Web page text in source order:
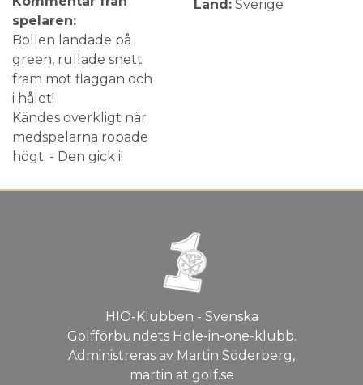
spelaren:
Bollen landade på
green, rullade snett
fram mot flaggan och
i hålet!
Kändes overkligt när
medspelarna ropade
högt: - Den gick i!
Land: Sverige
HIO-Klubben - Svenska
Golfförbundets Hole-in-one-klubb.
Administreras av Martin Söderberg,
martin at golf.se